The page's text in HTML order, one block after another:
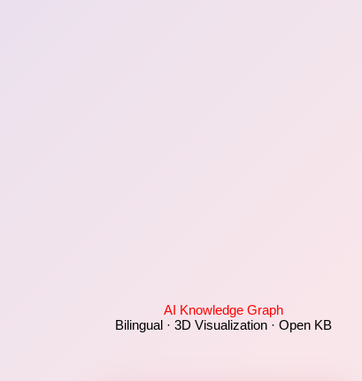
AI Knowledge Graph
Bilingual · 3D Visualization · Open KB